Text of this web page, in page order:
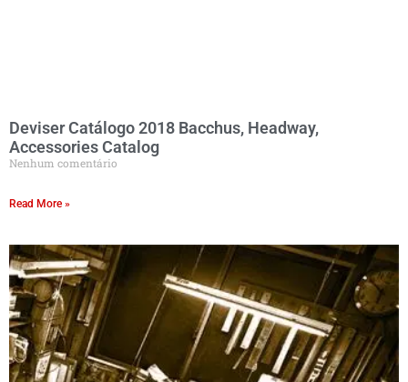
Deviser Catálogo 2018 Bacchus, Headway,
Accessories Catalog
Nenhum comentário
Read More »